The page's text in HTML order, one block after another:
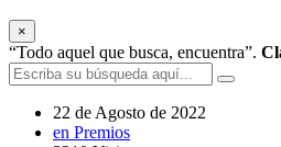
×
“Todo aquel que busca, encuentra”.
22 de Agosto de 2022
en Premios